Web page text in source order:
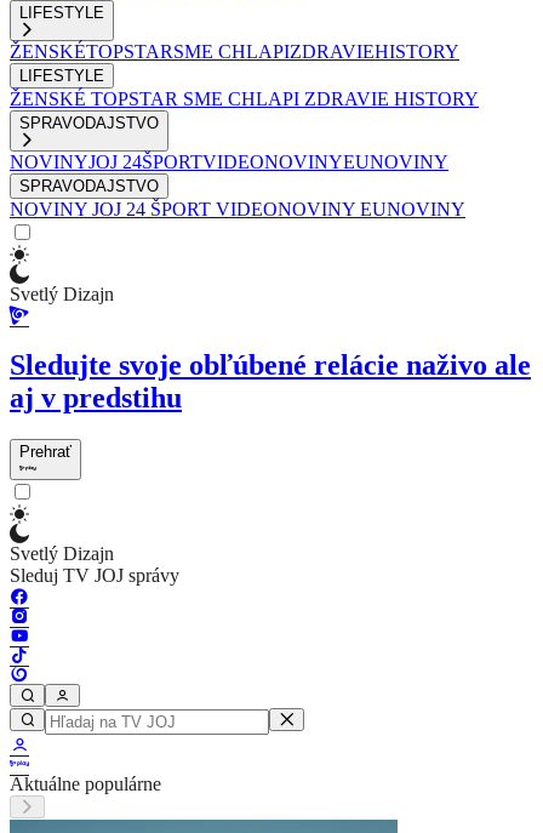
LIFESTYLE
ŽENSKÉTOPSTARSME CHLAPIZDRAVIEHISTORY
LIFESTYLE
ŽENSKÉ TOPSTAR SME CHLAPI ZDRAVIE HISTORY
SPRAVODAJSTVO
NOVINYJOJ 24ŠPORTVIDEONOVINYEUNOVINY
SPRAVODAJSTVO
NOVINY JOJ 24 ŠPORT VIDEONOVINY EUNOVINY
Svetlý Dizajn
Sledujte svoje obľúbené relácie naživo ale
aj v predstihu
Prehrať
Svetlý Dizajn
Sleduj TV JOJ správy
Aktuálne populárne